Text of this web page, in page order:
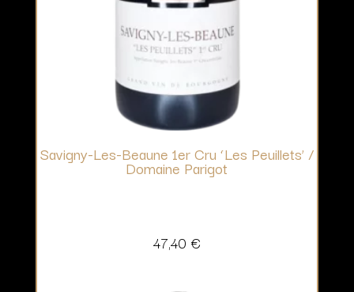
Savigny-Les-Beaune 1er Cru ‘Les Peuillets’ /
Domaine Parigot
47,40 €